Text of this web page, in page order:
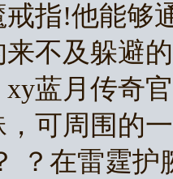
指!他能够
不及躲避
蓝月传奇
可周围的
？在雷霆